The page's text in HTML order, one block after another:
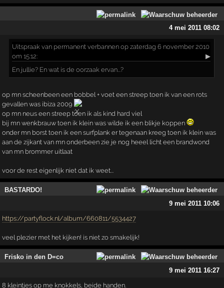
4 mei 2011 08:02
Uitspraak van permanent verbannen op zaterdag 6 november 2010
om 15:12:
▶
En jullie? En wat is de oorzaak ervan...?
op mn scheenbeen een bobbel + voet een streep toen ik van een rots
gevallen was ibiza 2009
op mn neus een streep toen ik als kind hard viel
bij mn wenkbrauw toen ik klein was wilde ik een blikje koppen
onder mn borst toen ik een surfplank er tegenaan kreeg toen ik klein was
aan de zijkant van mn onderbeen zie je nog heeel licht een brandwond
van mn brommer uitlaat
voor de rest eigenlijk niet dat ik weet...
BASTARDO!
9 mei 2011 10:06
https://partyflock.nl/album/660811/5534427
veel plezier met het kijken! is niet zo smakelijk!
Frisko in den D=co
9 mei 2011 16:27
8 kleintjes op me knokkels, beide handen.